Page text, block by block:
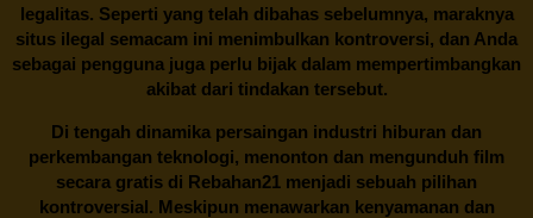
legalitas. Seperti yang telah dibahas sebelumnya, maraknya
situs ilegal semacam ini menimbulkan kontroversi, dan Anda
sebagai pengguna juga perlu bijak dalam mempertimbangkan
akibat dari tindakan tersebut.
Di tengah dinamika persaingan industri hiburan dan
perkembangan teknologi, menonton dan mengunduh film
secara gratis di Rebahan21 menjadi sebuah pilihan
kontroversial. Meskipun menawarkan kenyamanan dan